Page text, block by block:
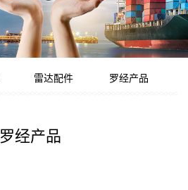
雷达配件 罗经产品
罗经产品